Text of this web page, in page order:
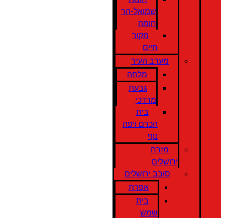
שמואל-הר
חומה
מקור
חיים
מערב העיר
מלחה
גבעת
מרדכי
בית
הכרם ויפה
נוף
מזרח
ירושלים
סובב ירושלים
אפרת
בית
שמש